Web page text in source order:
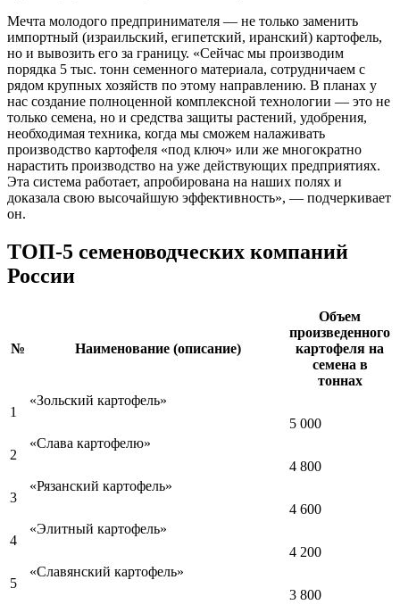
Мечта молодого предпринимателя — не только заменить
импортный (израильский, египетский, иранский) картофель,
но и вывозить его за границу. «Сейчас мы производим
порядка 5 тыс. тонн семенного материала, сотрудничаем с
рядом крупных хозяйств по этому направлению. В планах у
нас создание полноценной комплексной технологии — это не
только семена, но и средства защиты растений, удобрения,
необходимая техника, когда мы сможем налаживать
производство картофеля «под ключ» или же многократно
нарастить производство на уже действующих предприятиях.
Эта система работает, апробирована на наших полях и
доказала свою высочайшую эффективность», — подчеркивает
он.
ТОП-5 семеноводческих компаний
России
№ Наименование (описание)
Объем
произведенного
картофеля на
семена в
тоннах
1
«Зольский картофель»
5 000
2
«Слава картофелю»
4 800
3
«Рязанский картофель»
4 600
4
«Элитный картофель»
4 200
5
«Славянский картофель»
3 800